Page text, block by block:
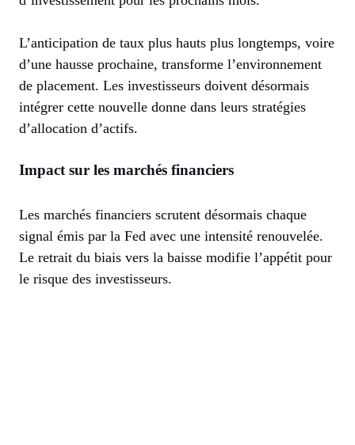
L’anticipation de taux plus hauts plus longtemps, voire
d’une hausse prochaine, transforme l’environnement
de placement. Les investisseurs doivent désormais
intégrer cette nouvelle donne dans leurs stratégies
d’allocation d’actifs.
Impact sur les marchés financiers
Les marchés financiers scrutent désormais chaque
signal émis par la Fed avec une intensité renouvelée.
Le retrait du biais vers la baisse modifie l’appétit pour
le risque des investisseurs.